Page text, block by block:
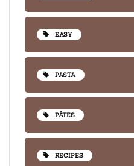
EASY
PASTA
PÂTES
RECIPES